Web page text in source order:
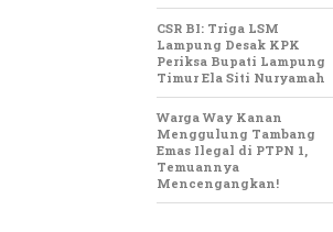
CSR BI: Triga LSM
Lampung Desak KPK
Periksa Bupati Lampung
Timur Ela Siti Nuryamah
Warga Way Kanan
Menggulung Tambang
Emas Ilegal di PTPN 1,
Temuannya
Mencengangkan!